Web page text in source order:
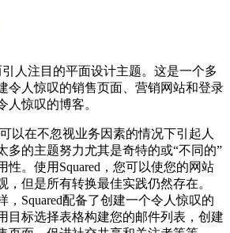
引人注目的平面设计主题。这是一个多
令人惊叹的销售页面、营销网站和登录
人惊叹的博客。
以在不忽视业务因素的情况下引起人
多的主题努力尤其是奇特的或“不同的”
性。使用Squared，您可以使您的网站
，但是所有转换最佳实践仍然存在。
，Squared配备了创建一个令人惊叹的
目标选择表格构建您的邮件列表，创建